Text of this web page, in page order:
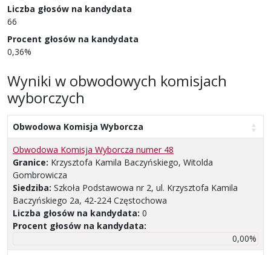
Liczba głosów na kandydata
66
Procent głosów na kandydata
0,36%
Wyniki w obwodowych komisjach
wyborczych
Obwodowa Komisja Wyborcza
Obwodowa Komisja Wyborcza numer 48
Granice: Krzysztofa Kamila Baczyńskiego, Witolda
Gombrowicza
Siedziba: Szkoła Podstawowa nr 2, ul. Krzysztofa Kamila
Baczyńskiego 2a, 42-224 Częstochowa
Liczba głosów na kandydata: 0
Procent głosów na kandydata:
0,00%